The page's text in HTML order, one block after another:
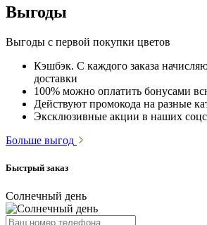
Выгоды
Выгоды с первой покупки цветов
Кэшбэк. С каждого заказа
доставки
100% можно оплатить бонусами
Действуют промокода на разные
Эксклюзивные акции в наших
Больше выгод
Быстрый заказ
Солнечный день